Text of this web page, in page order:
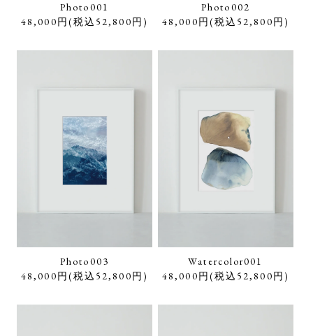
Photo001
48,000円(税込52,800円)
Photo002
48,000円(税込52,800円)
Photo003
48,000円(税込52,800円)
Watercolor001
48,000円(税込52,800円)